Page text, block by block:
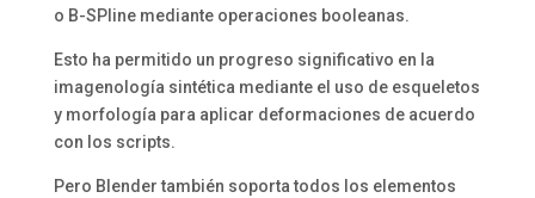
o B-SPline mediante operaciones booleanas.
Esto ha permitido un progreso significativo en la
imagenología sintética mediante el uso de esqueletos
y morfología para aplicar deformaciones de acuerdo
con los scripts.
Pero Blender también soporta todos los elementos